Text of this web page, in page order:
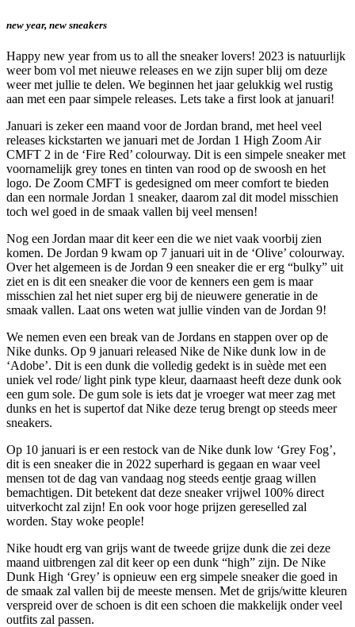
new year, new sneakers
Happy new year from us to all the sneaker lovers! 2023 is natuurlijk
weer bom vol met nieuwe releases en we zijn super blij om deze
weer met jullie te delen. We beginnen het jaar gelukkig wel rustig
aan met een paar simpele releases. Lets take a first look at januari!
Januari is zeker een maand voor de Jordan brand, met heel veel
releases kickstarten we januari met de Jordan 1 High Zoom Air
CMFT 2 in de ‘Fire Red’ colourway. Dit is een simpele sneaker met
voornamelijk grey tones en tinten van rood op de swoosh en het
logo. De Zoom CMFT is gedesigned om meer comfort te bieden
dan een normale Jordan 1 sneaker, daarom zal dit model misschien
toch wel goed in de smaak vallen bij veel mensen!
Nog een Jordan maar dit keer een die we niet vaak voorbij zien
komen. De Jordan 9 kwam op 7 januari uit in de ‘Olive’ colourway.
Over het algemeen is de Jordan 9 een sneaker die er erg “bulky” uit
ziet en is dit een sneaker die voor de kenners een gem is maar
misschien zal het niet super erg bij de nieuwere generatie in de
smaak vallen. Laat ons weten wat jullie vinden van de Jordan 9!
We nemen even een break van de Jordans en stappen over op de
Nike dunks. Op 9 januari released Nike de Nike dunk low in de
‘Adobe’. Dit is een dunk die volledig gedekt is in suède met een
uniek vel rode/ light pink type kleur, daarnaast heeft deze dunk ook
een gum sole. De gum sole is iets dat je vroeger wat meer zag met
dunks en het is supertof dat Nike deze terug brengt op steeds meer
sneakers.
Op 10 januari is er een restock van de Nike dunk low ‘Grey Fog’,
dit is een sneaker die in 2022 superhard is gegaan en waar veel
mensen tot de dag van vandaag nog steeds eentje graag willen
bemachtigen. Dit betekent dat deze sneaker vrijwel 100% direct
uitverkocht zal zijn! En ook voor hoge prijzen gereselled zal
worden. Stay woke people!
Nike houdt erg van grijs want de tweede grijze dunk die zei deze
maand uitbrengen zal dit keer op een dunk “high” zijn. De Nike
Dunk High ‘Grey’ is opnieuw een erg simpele sneaker die goed in
de smaak zal vallen bij de meeste mensen. Met de grijs/witte kleuren
verspreid over de schoen is dit een schoen die makkelijk onder veel
outfits zal passen.